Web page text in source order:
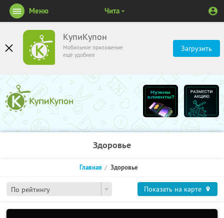
КупиКупон
Мобильное приложение
ещё удобнее
Загрузить
Меню Чита
Здоровье
По рейтингу
Главная Здоровье
Показать на карте